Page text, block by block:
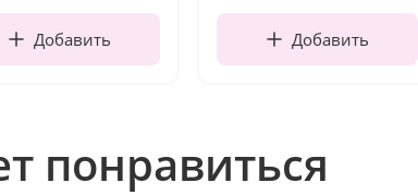
Добавить Добавить
понравиться